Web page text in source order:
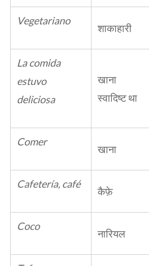
Vegetariano
शाकाहारी
La comida
estuvo
deliciosa
खाना
स्वादिष्ट था
Comer
खाना
Cafetería, café
कैफ़े
Coco
नारियल